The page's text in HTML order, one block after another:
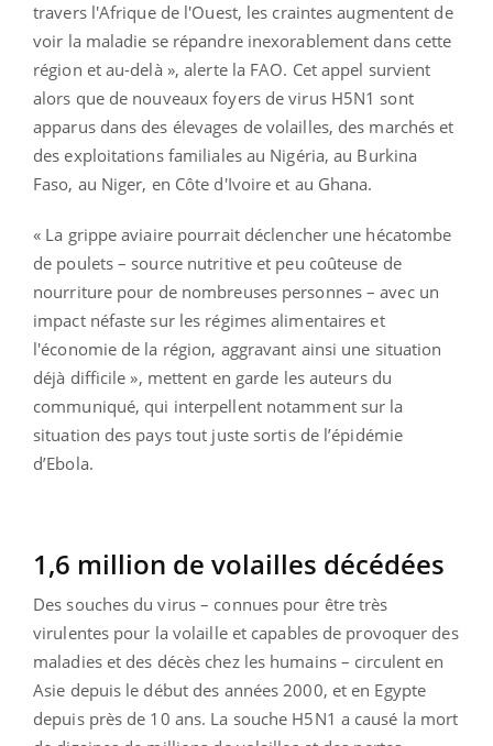
travers l'Afrique de l'Ouest, les craintes augmentent de
voir la maladie se répandre inexorablement dans cette
région et au-delà », alerte la FAO. Cet appel survient
alors que de nouveaux foyers de virus H5N1 sont
apparus dans des élevages de volailles, des marchés et
des exploitations familiales au Nigéria, au Burkina
Faso, au Niger, en Côte d'Ivoire et au Ghana.
« La grippe aviaire pourrait déclencher une hécatombe
de poulets – source nutritive et peu coûteuse de
nourriture pour de nombreuses personnes – avec un
impact néfaste sur les régimes alimentaires et
l'économie de la région, aggravant ainsi une situation
déjà difficile », mettent en garde les auteurs du
communiqué, qui interpellent notamment sur la
situation des pays tout juste sortis de l’épidémie
d’Ebola.
1,6 million de volailles décédées
Des souches du virus – connues pour être très
virulentes pour la volaille et capables de provoquer des
maladies et des décès chez les humains – circulent en
Asie depuis le début des années 2000, et en Egypte
depuis près de 10 ans. La souche H5N1 a causé la mort